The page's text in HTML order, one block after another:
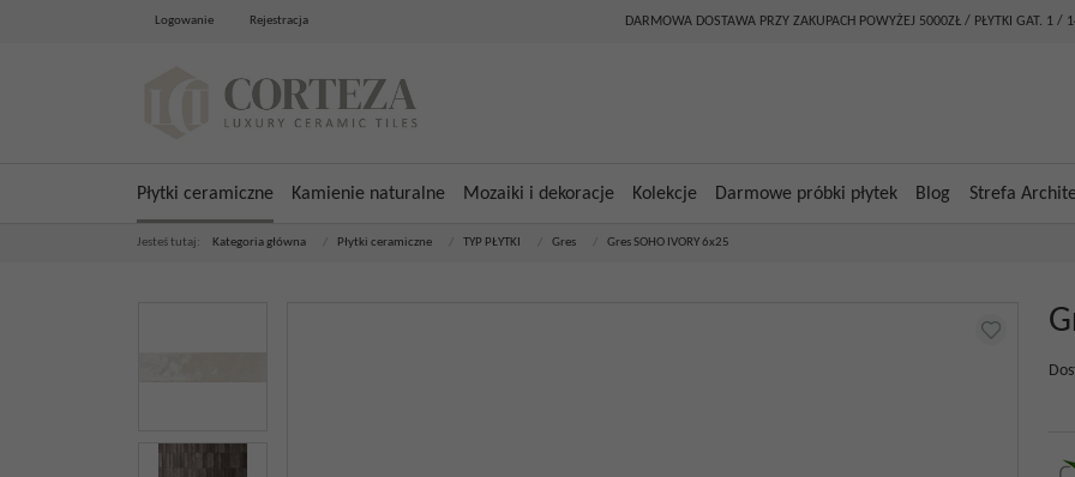
Logowanie Rejestracja DARMOWA DOSTAWA PRZY ZAKUPACH POWYŻEJ 5000ZŁ / PŁYTKI GAT. 1 /
Płytki ceramiczne Kamienie naturalne Mozaiki i dekoracje Kolekcje Darmowe próbki płytek Blog Strefa
Jesteś tutaj: Kategoria główna Płytki ceramiczne TYP PŁYTKI Gres Gres SOHO IVORY 6x25